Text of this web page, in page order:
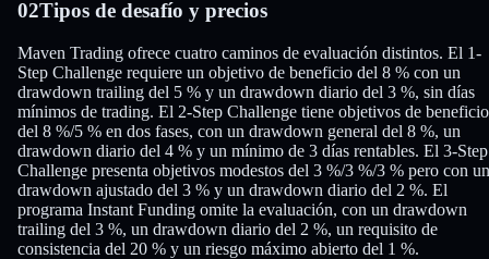
02Tipos de desafío y precios
Maven Trading ofrece cuatro caminos de evaluación distintos. El 1-
Step Challenge requiere un objetivo de beneficio del 8 % con un
drawdown trailing del 5 % y un drawdown diario del 3 %, sin días
mínimos de trading. El 2-Step Challenge tiene objetivos de beneficio
del 8 %/5 % en dos fases, con un drawdown general del 8 %, un
drawdown diario del 4 % y un mínimo de 3 días rentables. El 3-Step
Challenge presenta objetivos modestos del 3 %/3 %/3 % pero con un
drawdown ajustado del 3 % y un drawdown diario del 2 %. El
programa Instant Funding omite la evaluación, con un drawdown
trailing del 3 %, un drawdown diario del 2 %, un requisito de
consistencia del 20 % y un riesgo máximo abierto del 1 %.